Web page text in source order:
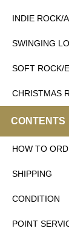
INDIE ROCK/
SWINGING
SOFT ROCK/
CHRISTMAS
CONTENTS
HOW TO
SHIPPING
CONDITION
POINT